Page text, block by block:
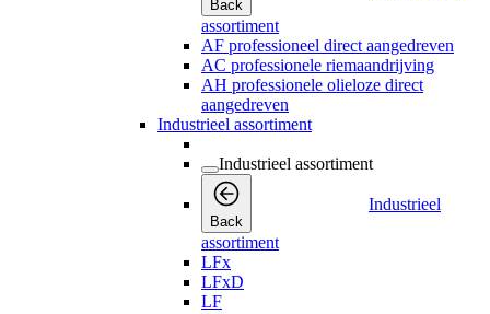
Back
assortiment
AF professioneel direct aangedreven
AC professionele riemaandrijving
AH professionele olieloze direct
aangedreven
Industrieel assortiment
Industrieel assortiment
Back
Industrieel
assortiment
LFx
LFxD
LF